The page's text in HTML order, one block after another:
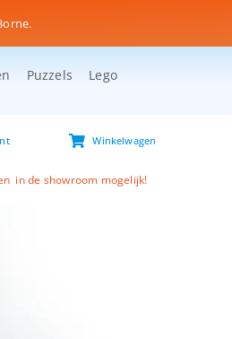
Puzzels Lego
Winkelwagen
in de showroom mogelijk!